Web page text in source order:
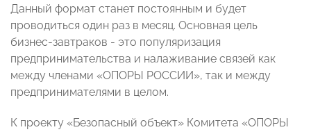
Данный формат станет постоянным и будет
проводиться один раз в месяц. Основная цель
бизнес-завтраков - это популяризация
предпринимательства и налаживание связей как
между членами «ОПОРЫ РОССИИ», так и между
предпринимателями в целом.
К проекту «Безопасный объект» Комитета «ОПОРЫ